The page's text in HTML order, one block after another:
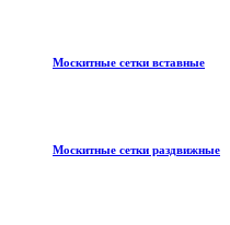
Москитные сетки вставные
Москитные сетки раздвижные